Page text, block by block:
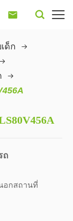
  
ด็ก
ถ
อกสถานที่